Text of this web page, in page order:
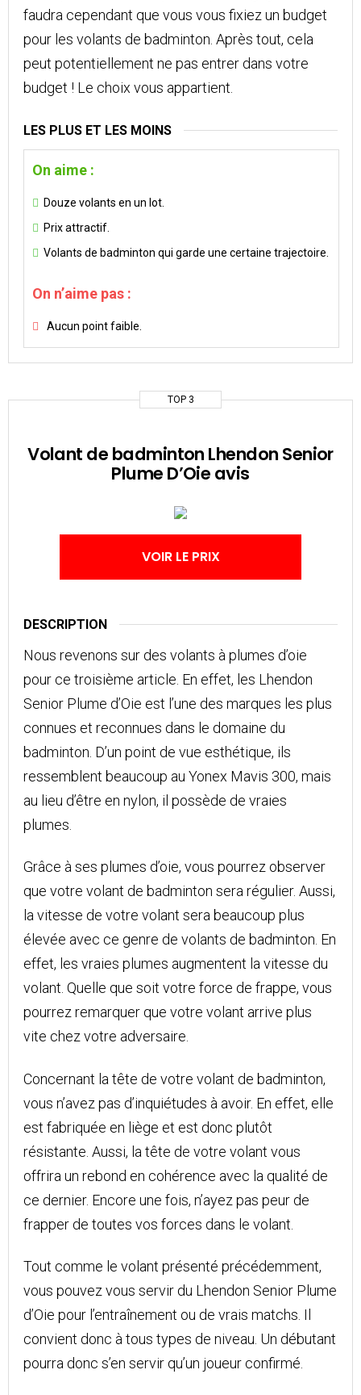
faudra cependant que vous vous fixiez un budget
pour les volants de badminton. Après tout, cela
peut potentiellement ne pas entrer dans votre
budget ! Le choix vous appartient.
LES PLUS ET LES MOINS
On aime :
Douze volants en un lot.
Prix attractif.
Volants de badminton qui garde une certaine trajectoire.
On n’aime pas :
Aucun point faible.
TOP 3
Volant de badminton Lhendon Senior
Plume D’Oie avis
VOIR LE PRIX
DESCRIPTION
Nous revenons sur des volants à plumes d’oie
pour ce troisième article. En effet, les Lhendon
Senior Plume d’Oie est l’une des marques les plus
connues et reconnues dans le domaine du
badminton. D’un point de vue esthétique, ils
ressemblent beaucoup au Yonex Mavis 300, mais
au lieu d’être en nylon, il possède de vraies
plumes.
Grâce à ses plumes d’oie, vous pourrez observer
que votre volant de badminton sera régulier. Aussi,
la vitesse de votre volant sera beaucoup plus
élevée avec ce genre de volants de badminton. En
effet, les vraies plumes augmentent la vitesse du
volant. Quelle que soit votre force de frappe, vous
pourrez remarquer que votre volant arrive plus
vite chez votre adversaire.
Concernant la tête de votre volant de badminton,
vous n’avez pas d’inquiétudes à avoir. En effet, elle
est fabriquée en liège et est donc plutôt
résistante. Aussi, la tête de votre volant vous
offrira un rebond en cohérence avec la qualité de
ce dernier. Encore une fois, n’ayez pas peur de
frapper de toutes vos forces dans le volant.
Tout comme le volant présenté précédemment,
vous pouvez vous servir du Lhendon Senior Plume
d’Oie pour l’entraînement ou de vrais matchs. Il
convient donc à tous types de niveau. Un débutant
pourra donc s’en servir qu’un joueur confirmé.